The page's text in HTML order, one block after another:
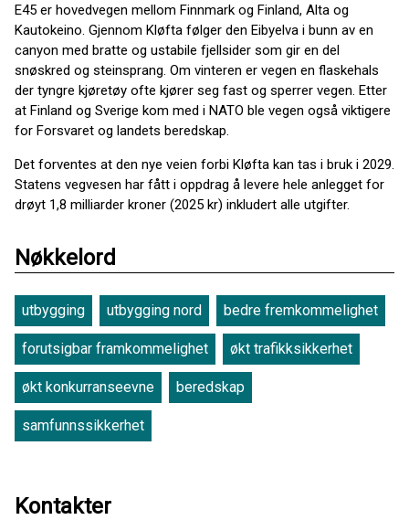
E45 er hovedvegen mellom Finnmark og Finland, Alta og
Kautokeino. Gjennom Kløfta følger den Eibyelva i bunn av en
canyon med bratte og ustabile fjellsider som gir en del
snøskred og steinsprang. Om vinteren er vegen en flaskehals
der tyngre kjøretøy ofte kjører seg fast og sperrer vegen. Etter
at Finland og Sverige kom med i NATO ble vegen også viktigere
for Forsvaret og landets beredskap.
Det forventes at den nye veien forbi Kløfta kan tas i bruk i 2029.
Statens vegvesen har fått i oppdrag å levere hele anlegget for
drøyt 1,8 milliarder kroner (2025 kr) inkludert alle utgifter.
Nøkkelord
utbygging utbygging nord bedre fremkommelighet
forutsigbar framkommelighet økt trafikksikkerhet
økt konkurranseevne beredskap
samfunnssikkerhet
Kontakter